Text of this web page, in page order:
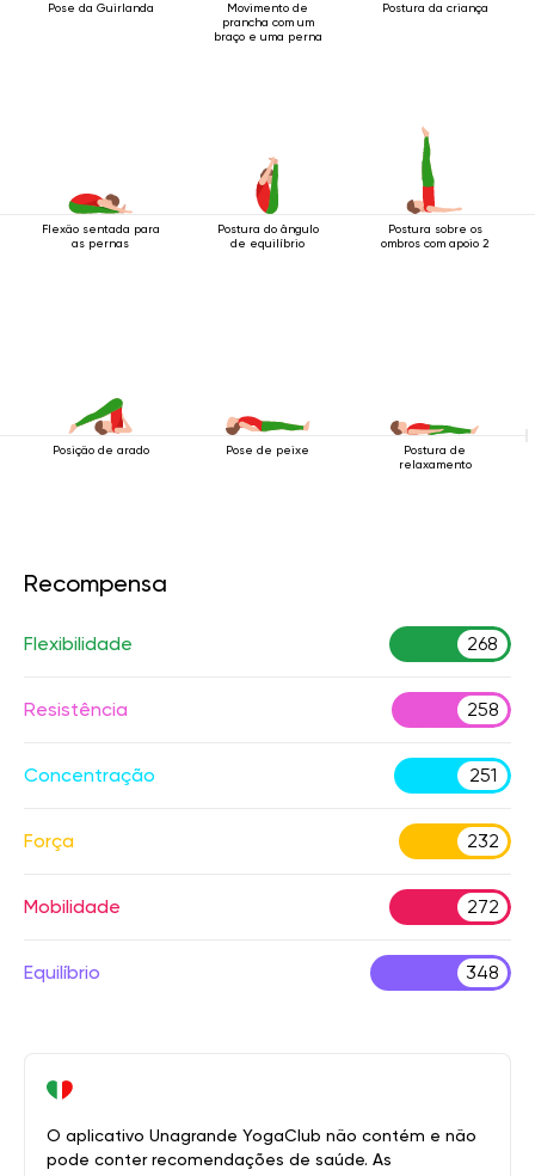
Pose da Guirlanda
Movimento de
prancha com um
braço e uma perna
Postura da criança
Flexão sentada para
as pernas
Postura do ângulo
de equilíbrio
Postura sobre os
ombros com apoio 2
Posição de arado Pose de peixe
Postura de
relaxamento
Recompensa
Flexibilidade 268
Resistência 258
Concentração 251
Força 232
Mobilidade 272
Equilíbrio 348
O aplicativo Unagrande YogaClub não contém e não
pode conter recomendações de saúde. As